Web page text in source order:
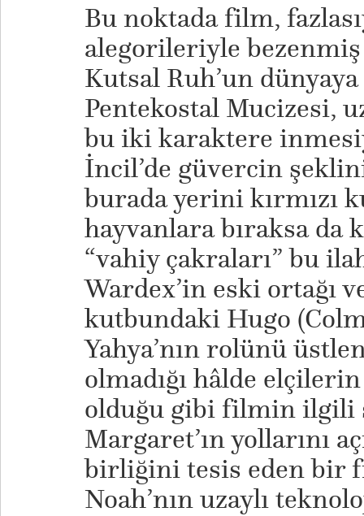
Bu noktada film,
alegorileriyle
Kutsal Ruh’un
Pentekostal Mucizesi,
bu iki karaktere
İncil’de güvercin
burada yerini kırmızı
hayvanlara bıraksa da
“vahiy çakraları” bu
Wardex’in eski ortağı
kutbundaki Hugo
Yahya’nın rolünü
olmadığı hâlde
olduğu gibi filmin ilgili
Margaret’ın yollarını
birliğini tesis eden bir
Noah’nın uzaylı